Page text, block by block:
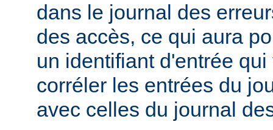
dans le journal des
des accès, ce qui aura
un identifiant d'entrée
corréler les entrées du
avec celles du journal